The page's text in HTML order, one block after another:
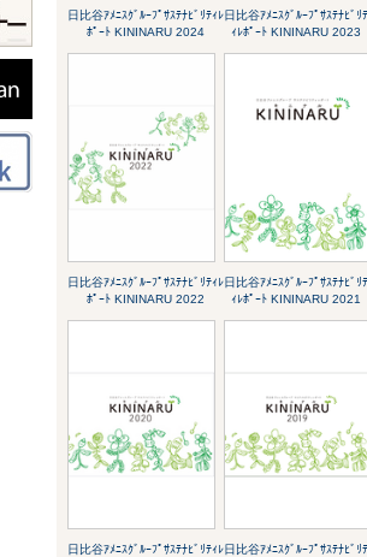
日比谷ｱﾒﾆｽｸﾞﾙｰﾌﾟｻｽﾃﾅﾋﾞﾘﾃｨﾚ
ﾎﾟｰﾄ KININARU 2024
日比谷ｱﾒﾆｽｸﾞﾙｰﾌﾟｻｽﾃﾅﾋﾞﾘ
ｨﾚﾎﾟｰﾄ KININARU 2023
日比谷ｱﾒﾆｽｸﾞﾙｰﾌﾟｻｽﾃﾅﾋﾞﾘﾃｨﾚ
ﾎﾟｰﾄ KININARU 2022
日比谷ｱﾒﾆｽｸﾞﾙｰﾌﾟｻｽﾃﾅﾋﾞﾘ
ｨﾚﾎﾟｰﾄ KININARU 2021
日比谷ｱﾒﾆｽｸﾞﾙｰﾌﾟｻｽﾃﾅﾋﾞﾘﾃｨﾚ日比谷ｱﾒﾆｽｸﾞﾙｰﾌﾟｻｽﾃﾅﾋﾞﾘ